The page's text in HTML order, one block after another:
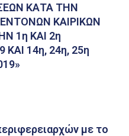
ΚΑΤΑ ΤΗΝ
ΚΑΙΡΙΚΩΝ
1η ΚΑΙ 2η
ΚΑΙ 14η, 24η, 25η
με το